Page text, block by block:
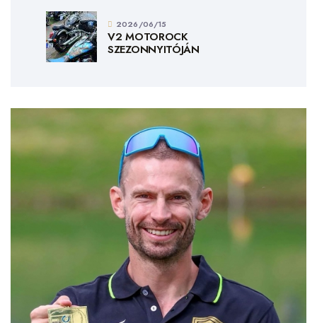
2026/06/15
V2 MOTOROCK
SZEZONNYITÓJÁN